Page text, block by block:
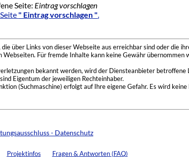
Seite: Eintrag vorschlagen
" Eintrag vorschlagen ".
über Links von dieser Webseite aus erreichbar sind oder die
Für fremde Inhalte kann keine Gewähr übernommen
bekannt werden, wird der Diensteanbieter betroffene
Eigentum der jeweiligen Rechteinhaber.
(Suchmaschine) erfolgt auf Ihre eigene Gefahr. Es wird
- Datenschutz
Projektinfos Fragen & Antworten (FAQ)